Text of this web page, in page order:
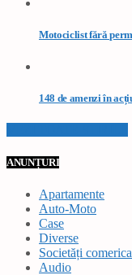
Motociclist fără
148 de amenzi în
ANUNȚURI
Apartamente
Auto-Moto
Case
Diverse
Societăți
Audio